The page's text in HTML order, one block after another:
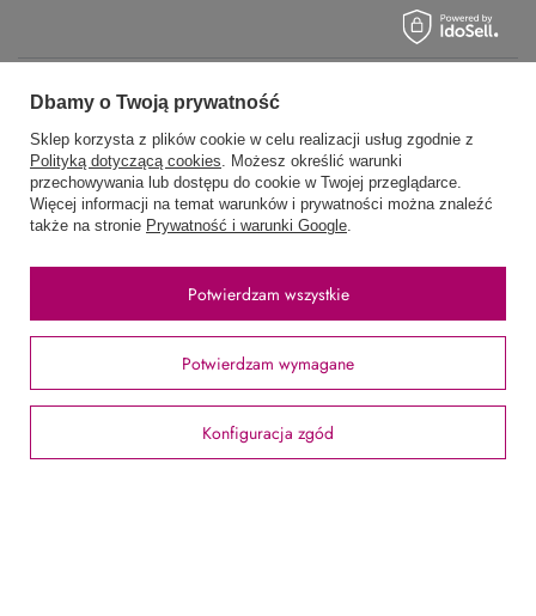
Zamówienia
Status zamówienia
Śledzenie przesyłki
Chcę zareklamować produkt
Chcę wymienić produkt
Dbamy o Twoją prywatność
Sklep korzysta z plików cookie w celu realizacji usług zgodnie z
Polityką dotyczącą cookies. Możesz określić warunki
przechowywania lub dostępu do cookie w Twojej przeglądarce.
Więcej informacji na temat warunków i prywatności można znaleźć
także na stronie Prywatność i warunki Google.
Potwierdzam wymagane
Konfiguracja zgód
Potwierdzam wszystkie